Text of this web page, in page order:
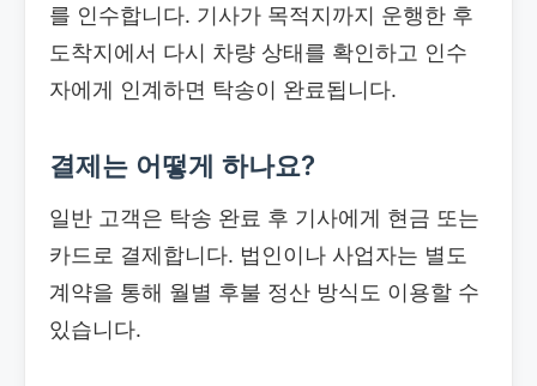
를 인수합니다. 기사가 목적지까지 운행한 후
도착지에서 다시 차량 상태를 확인하고 인수
자에게 인계하면 탁송이 완료됩니다.
결제는 어떻게 하나요?
일반 고객은 탁송 완료 후 기사에게 현금 또는
카드로 결제합니다. 법인이나 사업자는 별도
계약을 통해 월별 후불 정산 방식도 이용할 수
있습니다.